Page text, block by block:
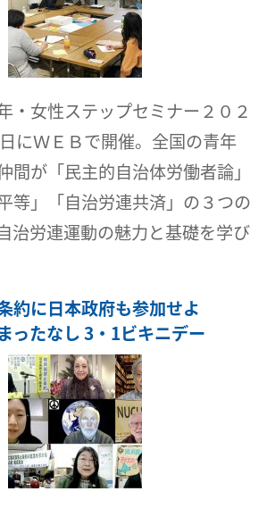
・女性ステップセミナー２０２
にＷＥＢで開催。全国の青年
間が「民主的自治体労働者論」
等」「自治労連共済」の３つの
治労連運動の魅力と基礎を学び
約に日本政府も参加せよ
ったなし 3・1ビキニデー